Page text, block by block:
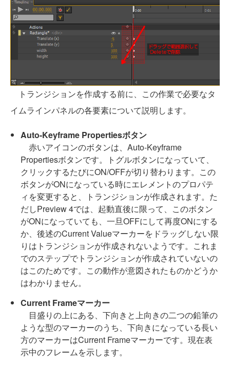
トランジションを作成する前に、この作業で必要なタ
イムラインパネルの各要素について説明します。
Auto-Keyframe Propertiesボタン
赤いアイコンのボタンは、Auto-Keyframe
Propertiesボタンです。トグルボタンになっていて、
クリックするたびにON/OFFが切り替わります。この
ボタンがONになっている時にエレメントのプロパテ
ィを変更すると、トランジションが作成されます。た
だしPreview 4では、起動直後に限って、このボタン
がONになっていても、一旦OFFにして再度ONにする
か、後述のCurrent Valueマーカーをドラッグしない限
りはトランジションが作成されないようです。これま
でのステップでトランジションが作成されていないの
はこのためです。この動作が意図されたものかどうか
はわかりません。
Current Frameマーカー
目盛りの上にある、下向きと上向きの二つの鉛筆の
ような型のマーカーのうち、下向きになっている長い
方のマーカーはCurrent Frameマーカーです。現在表
示中のフレームを示します。